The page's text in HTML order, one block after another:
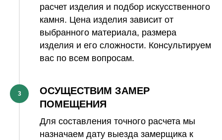
расчет изделия и подбор искусственного
камня. Цена изделия зависит от
выбранного материала, размера
изделия и его сложности. Консультируем
вас по всем вопросам.
3
ОСУЩЕСТВИМ ЗАМЕР
ПОМЕЩЕНИЯ
Для составления точного расчета мы
назначаем дату выезда замерщика к